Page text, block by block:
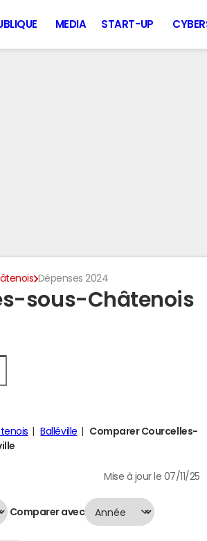
MEDIA START-UP
Dépenses 2024
sous-Châtenois
Balléville
Comparer Courcelles-
Mise à jour le 07/11/25
Comparer avec